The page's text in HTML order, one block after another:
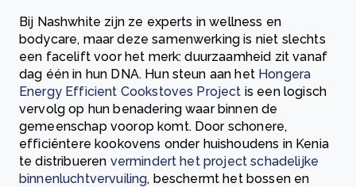
Bij Nashwhite zijn ze experts in wellness en
bodycare, maar deze samenwerking is niet slechts
een facelift voor het merk: duurzaamheid zit vanaf
dag één in hun DNA. Hun steun aan het Hongera
Energy Efficient Cookstoves Project is een logisch
vervolg op hun benadering waar binnen de
gemeenschap voorop komt. Door schonere,
efficiëntere kookovens onder huishoudens in Kenia
te distribueren vermindert het project schadelijke
binnenluchtvervuiling, beschermt het bossen en